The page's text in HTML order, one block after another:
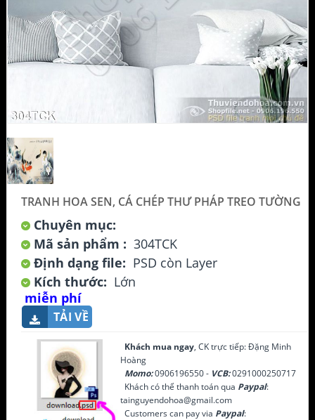
TRANH HOA SEN, CÁ CHÉP THƯ PHÁP TREO TƯỜNG
Chuyên mục:
Mã sản phẩm : 304TCK
Định dạng file: PSD còn Layer
Kích thước: Lớn
miễn phí
TẢI VỀ
Khách mua ngay, CK trực tiếp: Đặng Minh
Hoàng
Momo:0906196550 - VCB:0291000250717
Khách có thể thanh toán qua Paypal:
tainguyendohoa@gmail.com
Customers can pay via Paypal: